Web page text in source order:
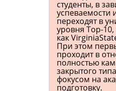
студенты, в
успеваемости
переходят в
уровня Top-10,
как
При этом
проходит в
полностью
закрытого
фокусом на
подготовку.